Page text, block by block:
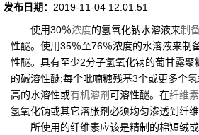
发布日期： 2019-11-04 12:01:51
使用30％浓度的氢氧化钠水溶液来制
性醚。使用35％至76％浓度的水溶液来制
性醚。具有至少2分子氢氧化钠的葡甘露聚
的碱溶性醚;每个吡喃糖残基3个或更多个
高的水溶性或有机溶剂可溶性醚。在纤维
氢氧化钠或其它溶胀剂必须均匀渗透到纤维
所使用的纤维素应该是精制的棉短绒或